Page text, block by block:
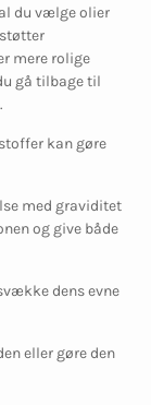
du vælge olier
mere rolige
gå tilbage til
kan gøre
med graviditet
og give både
dens evne
eller gøre den